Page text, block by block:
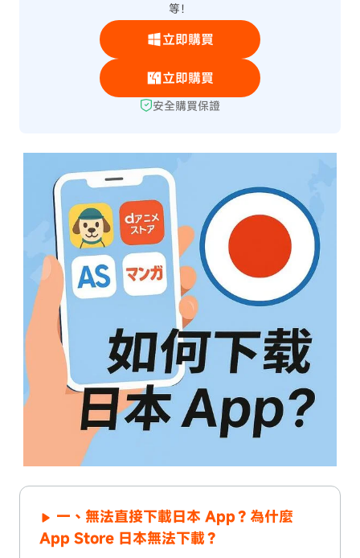
等！
立即購買
立即購買
安全購買保證
一、無法直接下載日本 App？為什麼
App Store 日本無法下載？